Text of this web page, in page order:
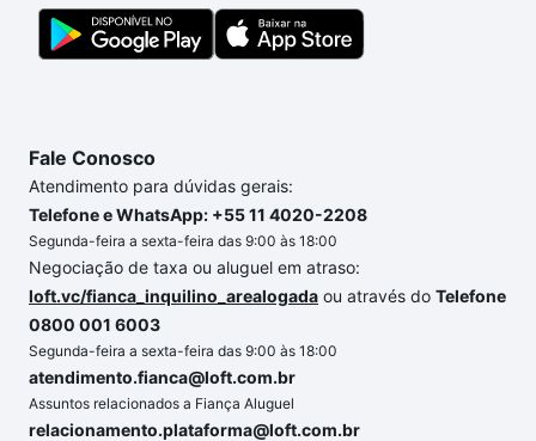
gente para comprar o imóvel dos seus sonhos com
segurança e conforto. Loft, com você até as
Fale Conosco
Atendimento para dúvidas gerais:
Telefone e WhatsApp: +55 11 4020-2208
Segunda-feira a sexta-feira das 9:00 às 18:00
Negociação de taxa ou aluguel em atraso:
loft.vc/fianca_inquilino_arealogada ou através do Telefone
0800 001 6003
Segunda-feira a sexta-feira das 9:00 às 18:00
atendimento.fianca@loft.com.br
Assuntos relacionados a Fiança Aluguel
relacionamento.plataforma@loft.com.br